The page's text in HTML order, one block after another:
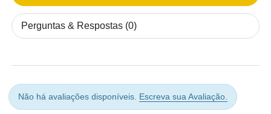
Perguntas & Respostas (0)
Não há avaliações disponíveis. Escreva sua Avaliação.